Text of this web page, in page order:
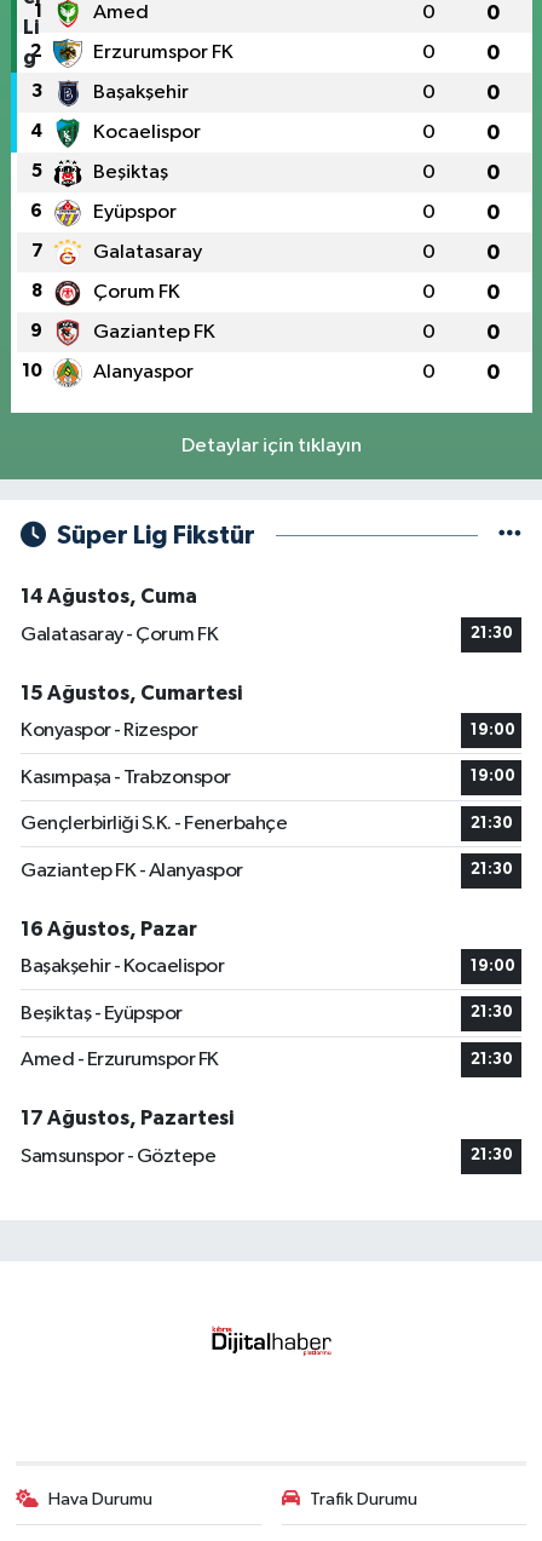
1 Amed 0 0
2 Erzurumspor FK 0 0
3 Başakşehir 0 0
4 Kocaelispor 0 0
5 Beşiktaş 0 0
6 Eyüpspor 0 0
7 Galatasaray 0 0
8 Çorum FK 0 0
9 Gaziantep FK 0 0
10 Alanyaspor 0 0
Detaylar için tıklayın
Süper Lig Fikstür
14 Ağustos, Cuma
Galatasaray - Çorum FK
21:30
15 Ağustos, Cumartesi
Konyaspor - Rizespor
19:00
Kasımpaşa - Trabzonspor 19:00
Gençlerbirliği S.K. - Fenerbahçe 21:30
Gaziantep FK - Alanyaspor 21:30
16 Ağustos, Pazar
Başakşehir - Kocaelispor
19:00
Beşiktaş - Eyüpspor 21:30
Amed - Erzurumspor FK 21:30
17 Ağustos, Pazartesi
Samsunspor - Göztepe
21:30
Hava Durumu Trafik Durumu